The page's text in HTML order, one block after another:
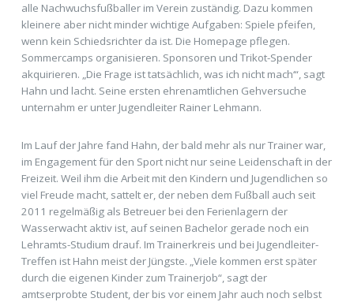
alle Nachwuchsfußballer im Verein zuständig. Dazu kommen
kleinere aber nicht minder wichtige Aufgaben: Spiele pfeifen,
wenn kein Schiedsrichter da ist. Die Homepage pflegen.
Sommercamps organisieren. Sponsoren und Trikot-Spender
akquirieren. „Die Frage ist tatsächlich, was ich nicht mach‘“, sagt
Hahn und lacht. Seine ersten ehrenamtlichen Gehversuche
unternahm er unter Jugendleiter Rainer Lehmann.
Im Lauf der Jahre fand Hahn, der bald mehr als nur Trainer war,
im Engagement für den Sport nicht nur seine Leidenschaft in der
Freizeit. Weil ihm die Arbeit mit den Kindern und Jugendlichen so
viel Freude macht, sattelt er, der neben dem Fußball auch seit
2011 regelmäßig als Betreuer bei den Ferienlagern der
Wasserwacht aktiv ist, auf seinen Bachelor gerade noch ein
Lehramts-Studium drauf. Im Trainerkreis und bei Jugendleiter-
Treffen ist Hahn meist der Jüngste. „Viele kommen erst später
durch die eigenen Kinder zum Trainerjob“, sagt der
amtserprobte Student, der bis vor einem Jahr auch noch selbst